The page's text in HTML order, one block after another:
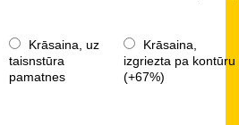
Krāsaina, uz
taisnstūra
pamatnes
Krāsaina,
izgriezta pa kontūru
(+67%)